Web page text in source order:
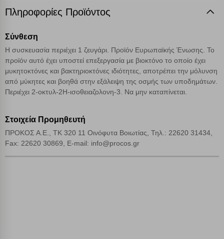
Πληροφορίες Προϊόντος
Σύνθεση
Η συσκευασία περιέχει 1 ζευγάρι. Προϊόν Ευρωπαϊκής Ένωσης. Το
προϊόν αυτό έχει υποστεί επεξεργασία με βιοκτόνο το οποίο έχει
μυκητοκτόνες και βακτηριοκτόνες ιδιότητες, αποτρέπει την μόλυνση
από μύκητες και βοηθά στην εξάλειψη της οσμής των υποδημάτων.
Περιέχει 2-οκτυλ-2Η-ισοθειαζολονη-3. Να μην καταπίνεται.
Στοιχεία Προμηθευτή
ΠΡΟΚΟΣ Α.Ε., ΤΚ 320 11 Οινόφυτα Βοιωτίας, Τηλ.: 22620 31434,
Fax: 22620 30869, E-mail: info@procos.gr
Cookies απόδοσης
Απολύτως απαραίτητα cookies
Αποθήκευση ρυθμίσεων
Απόρριψη όλων